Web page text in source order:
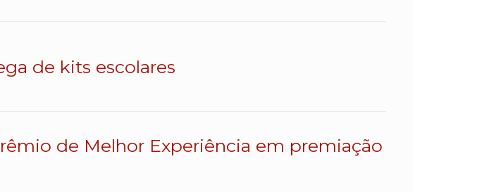
de kits escolares
de Melhor Experiência em premiação